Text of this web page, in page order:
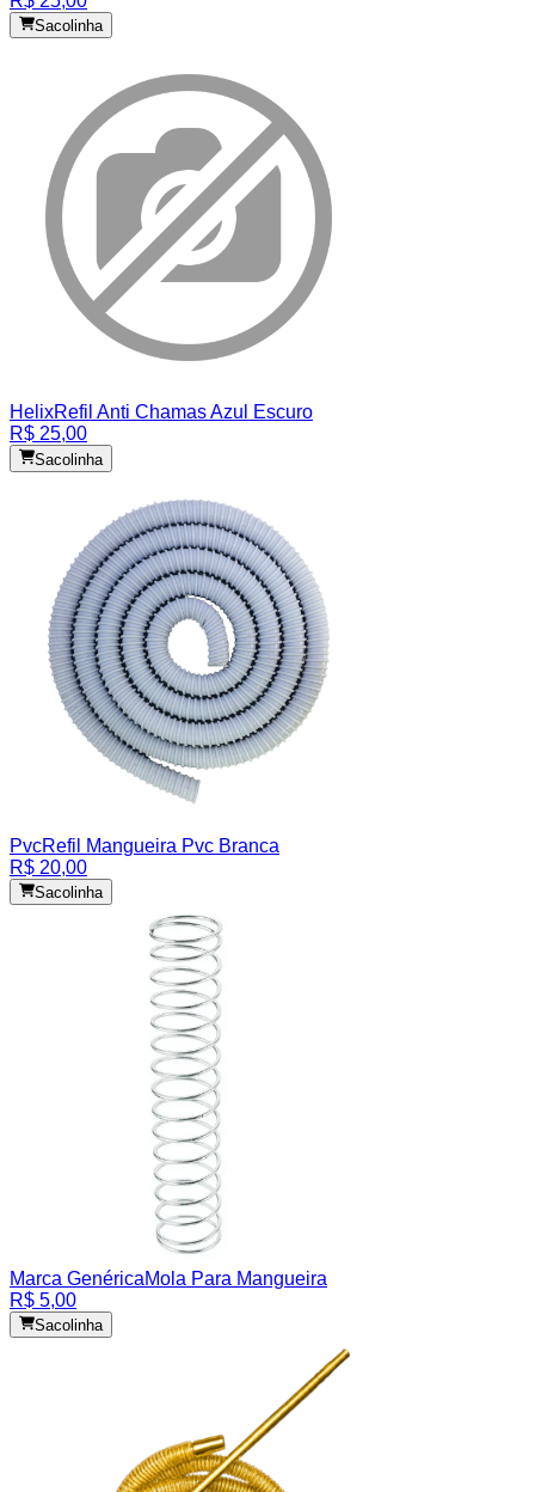
Sacolinha
HelixRefil Anti Chamas Azul Escuro
R$ 25,00
Sacolinha
PvcRefil Mangueira Pvc Branca
R$ 20,00
Sacolinha
Marca GenéricaMola Para Mangueira
R$ 5,00
Sacolinha